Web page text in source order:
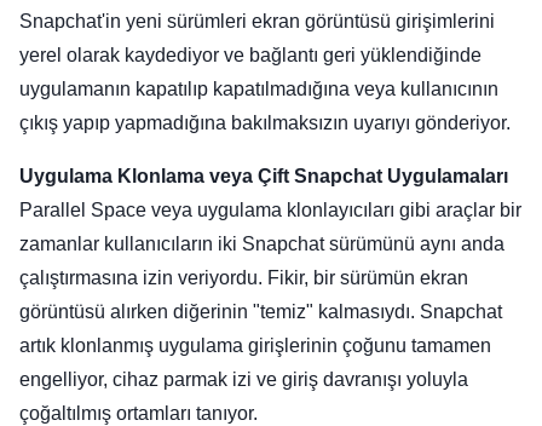
Snapchat'in yeni sürümleri ekran görüntüsü girişimlerini
yerel olarak kaydediyor ve bağlantı geri yüklendiğinde
uygulamanın kapatılıp kapatılmadığına veya kullanıcının
çıkış yapıp yapmadığına bakılmaksızın uyarıyı gönderiyor.
Uygulama Klonlama veya Çift Snapchat Uygulamaları
Parallel Space veya uygulama klonlayıcıları gibi araçlar bir
zamanlar kullanıcıların iki Snapchat sürümünü aynı anda
çalıştırmasına izin veriyordu. Fikir, bir sürümün ekran
görüntüsü alırken diğerinin "temiz" kalmasıydı. Snapchat
artık klonlanmış uygulama girişlerinin çoğunu tamamen
engelliyor, cihaz parmak izi ve giriş davranışı yoluyla
çoğaltılmış ortamları tanıyor.